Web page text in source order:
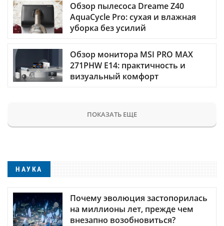
Обзор пылесоса Dreame Z40
AquaCycle Pro: сухая и влажная
уборка без усилий
Обзор монитора MSI PRO MAX
271PHW E14: практичность и
визуальный комфорт
ПОКАЗАТЬ ЕЩЕ
НАУКА
Почему эволюция застопорилась
на миллионы лет, прежде чем
внезапно возобновиться?